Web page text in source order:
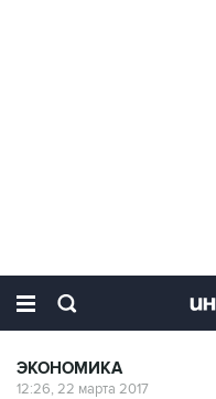
ЭКОНОМИКА
12:26, 22 марта 2017